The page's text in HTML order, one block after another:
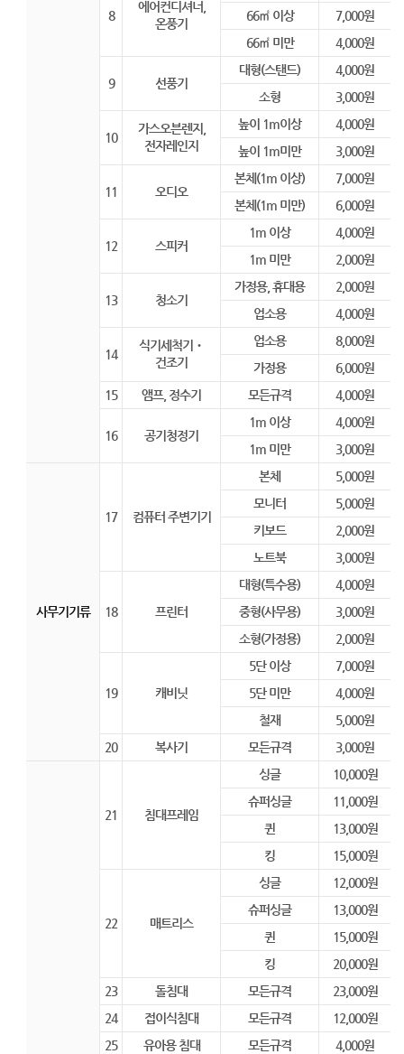
8
에어컨디셔너,
온풍기
66㎡ 이상
7,000원
66㎡ 미만
4,000원
9 선풍기
대형(스탠드)
4,000원
소형
3,000원
10
가스오븐렌지,
전자레인지
높이 1m이상
4,000원
높이 1m미만
3,000원
11 오디오
본체(1m 이상)
7,000원
본체(1m 미만)
6,000원
12 스피커
1m 이상
4,000원
1m 미만
2,000원
13 청소기
가정용, 휴대용
2,000원
업소용
4,000원
14
식기세척기‧
건조기
업소용
8,000원
가정용
6,000원
15
앰프, 정수기 모든규격 4,000원
16 공기청정기
1m 이상
4,000원
1m 미만
3,000원
사무기기류
17 컴퓨터 주변기기
본체
5,000원
모니터
5,000원
키보드
2,000원
노트북
3,000원
18 프린터
대형(특수용)
4,000원
중형(사무용)
3,000원
소형(가정용)
2,000원
19 캐비닛
5단 이상
7,000원
5단 미만
4,000원
철재
5,000원
20
복사기 모든규격 3,000원
21 침대프레임
싱글
10,000원
슈퍼싱글
11,000원
퀸
13,000원
킹
15,000원
22 매트리스
싱글
12,000원
슈퍼싱글
13,000원
퀸
15,000원
킹
20,000원
23
돌침대 모든규격
23,000원
24
접이식침대 모든규격
12,000원
25
유아용 침대 모든규격 4,000원